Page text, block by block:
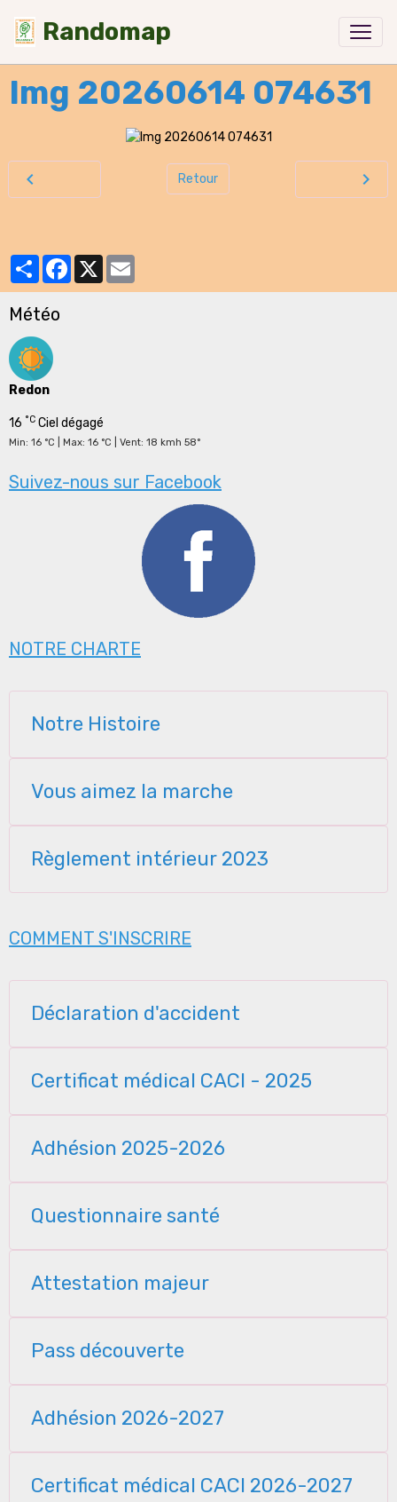
Randomap
Img 20260614 074631
Retour
PartagerFacebook
X
Météo
Redon
16 °C Ciel dégagé
Min: 16 °C | Max: 16 °C | Vent: 18 kmh 58°
Suivez-nous sur Facebook
NOTRE CHARTE
Notre Histoire
Vous aimez la marche
Règlement intérieur 2023
COMMENT S'INSCRIRE
Déclaration d'accident
Certificat médical CACI - 2025
Adhésion 2025-2026
Questionnaire santé
Attestation majeur
Pass découverte
Adhésion 2026-2027
Certificat médical CACI 2026-2027